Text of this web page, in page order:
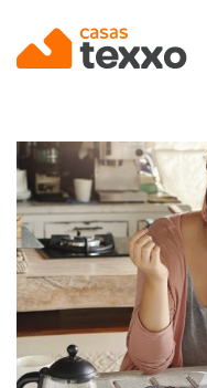
main